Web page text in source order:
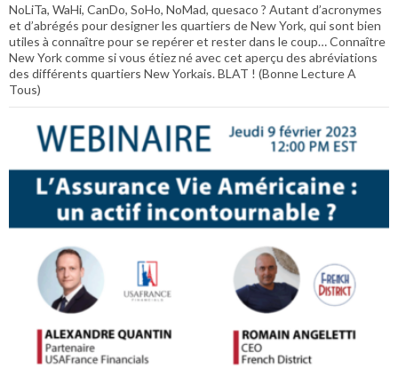
NoLiTa, WaHi, CanDo, SoHo, NoMad, quesaco ? Autant d’acronymes
et d’abrégés pour designer les quartiers de New York, qui sont bien
utiles à connaître pour se repérer et rester dans le coup… Connaître
New York comme si vous étiez né avec cet aperçu des abréviations
des différents quartiers New Yorkais. BLAT ! (Bonne Lecture A
Tous)